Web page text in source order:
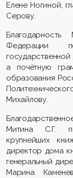
Елене Ногиной,
Серову.
Благодарность
Федерации
а почётную
образования
Михайлову.
Митина С.Г.
крупнейших
директор дома
генеральный
Марина